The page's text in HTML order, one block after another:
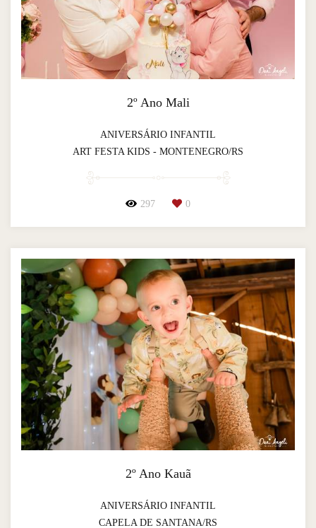
2º Ano Mali
ANIVERSÁRIO INFANTIL
ART FESTA KIDS - MONTENEGRO/RS
297 0
2º Ano Kauã
ANIVERSÁRIO INFANTIL
CAPELA DE SANTANA/RS